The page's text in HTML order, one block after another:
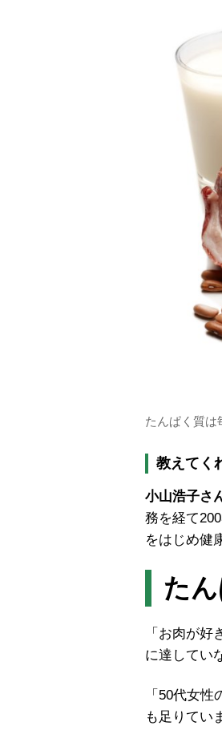
たんぱく質は
教えてく
小山浩子さ
務を経て
をはじめ健
た
「お肉が
に達してい
「50代女
も足りてい